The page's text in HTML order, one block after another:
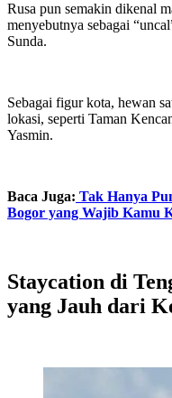
Rusa pun semakin dikenal
menyebutnya sebagai
Sunda.
Sebagai figur kota, hewan
lokasi, seperti Taman
Yasmin.
Baca Juga: Tak Hanya
Bogor yang Wajib Kamu
Staycation di
yang Jauh dari